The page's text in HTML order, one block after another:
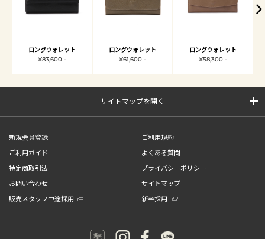
ロングウォレット
¥83,600 -
ロングウォレット
¥61,600 -
ロングウォレット
¥58,300 -
サイトマップを開く
新規会員登録
ご利用規約
ご利用ガイド
よくある質問
特定商取引法
プライバシーポリシー
お問い合わせ
サイトマップ
販売スタッフ中途採用
新卒採用